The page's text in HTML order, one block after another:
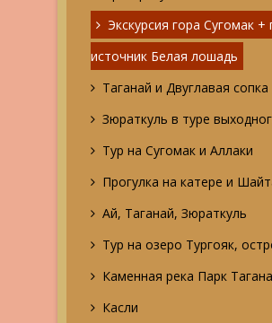
Экскурсия гора Сугомак +
источник Белая лошадь
Таганай и Двуглавая сопка
Зюраткуль в туре
Тур на Сугомак и Аллаки
Прогулка на катере и
Ай, Таганай, Зюраткуль
Тур на озеро Тургояк,
Каменная река Парк
Касли